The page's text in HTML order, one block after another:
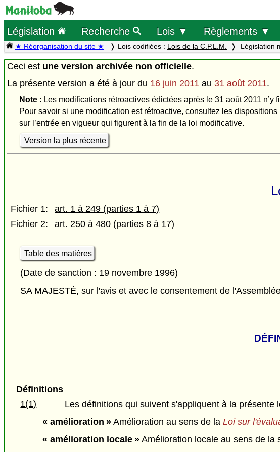
Législation Recherche Lois ▼ Règlements ▼
★ Réorganisation du site ★ Lois codifiées : Lois de la C.P.L.M. Législation
Ceci est une version archivée non officielle.
La présente version a été à jour du 16 juin 2011 au 31 août 2011.
Note: Les modifications rétroactives édictées après le 31 août 2011 n’y
Pour savoir si une modification est rétroactive, consultez les dispositions
sur l’entrée en vigueur qui figurent à la fin de la loi modificative.
Version la plus récente
Fichier 1:
art. 1 à 249 (parties 1 à 7)
Fichier 2:
art. 250 à 480 (parties 8 à 17)
Table des matières
(Date de sanction : 19 novembre 1996)
SA MAJESTÉ, sur l'avis et avec le consentement de
Définitions
1(1)
Les définitions qui suivent s'appliquent à la présente
« amélioration » Amélioration au sens de laLoi sur
« amélioration locale » Amélioration locale au sens de la